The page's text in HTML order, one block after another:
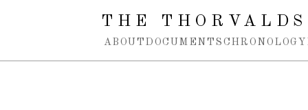
Spring navigation over
THE
ABOUT DOCUMENTS CHRONOLOGY